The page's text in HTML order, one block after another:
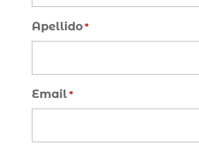
Apellido *
Email *